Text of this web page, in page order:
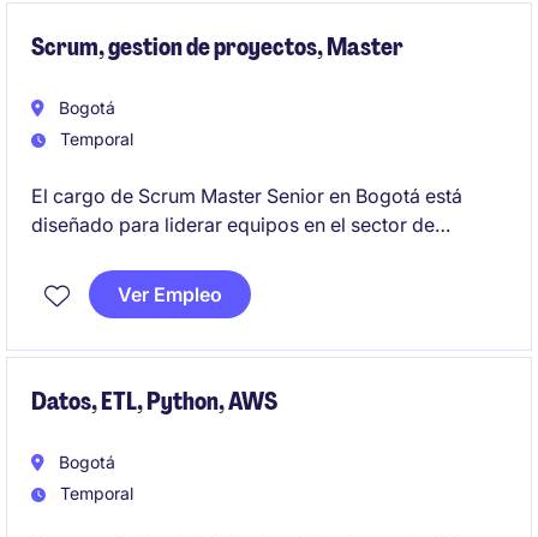
Scrum, gestion de proyectos, Master
Bogotá
Temporal
El cargo de Scrum Master Senior en Bogotá está
diseñado para liderar equipos en el sector de
implementación efectiva de metodologías ágiles.
Este rol requiere experiencia gestionando proyectos
Ver Empleo
Datos, ETL, Python, AWS
Bogotá
Temporal